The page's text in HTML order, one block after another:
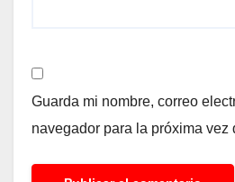
Guarda mi nombre, correo
navegador para la próxima vez